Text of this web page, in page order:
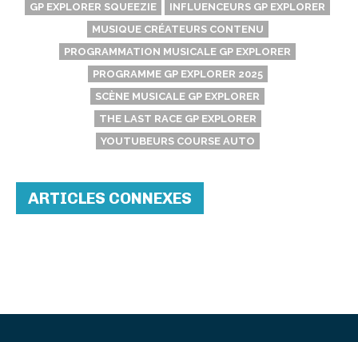
GP EXPLORER SQUEEZIE
INFLUENCEURS GP EXPLORER
MUSIQUE CRÉATEURS CONTENU
PROGRAMMATION MUSICALE GP EXPLORER
PROGRAMME GP EXPLORER 2025
SCÈNE MUSICALE GP EXPLORER
THE LAST RACE GP EXPLORER
YOUTUBEURS COURSE AUTO
ARTICLES CONNEXES